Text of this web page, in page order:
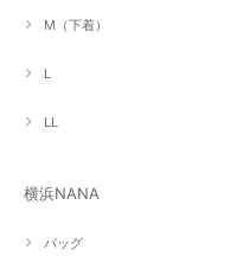
M（下着）
L
LL
横浜NANA
バッグ